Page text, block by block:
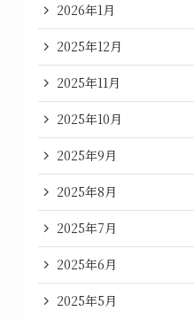
2026年1月
2025年12月
2025年11月
2025年10月
2025年9月
2025年8月
2025年7月
2025年6月
2025年5月